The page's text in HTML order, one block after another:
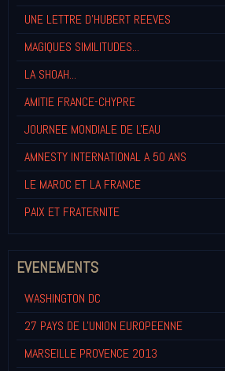
UNE LETTRE D'HUBERT REEVES
MAGIQUES SIMILITUDES...
LA SHOAH...
AMITIE FRANCE-CHYPRE
JOURNEE MONDIALE DE L'EAU
AMNESTY INTERNATIONAL A 50 ANS
LE MAROC ET LA FRANCE
PAIX ET FRATERNITE
EVENEMENTS
WASHINGTON DC
27 PAYS DE L'UNION EUROPEENNE
MARSEILLE PROVENCE 2013